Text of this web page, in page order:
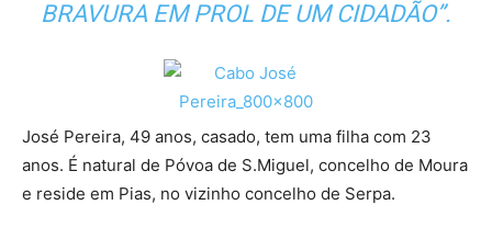
BRAVURA EM PROL DE UM CIDADÃO”.
José Pereira, 49 anos, casado, tem uma filha com 23
anos. É natural de Póvoa de S.Miguel, concelho de Moura
e reside em Pias, no vizinho concelho de Serpa.